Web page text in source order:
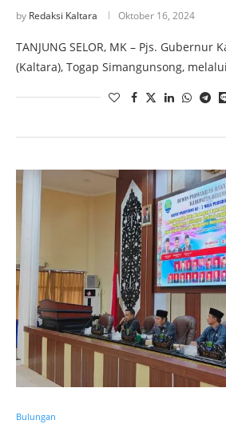
by Redaksi Kaltara Oktober 16, 2024
TANJUNG SELOR, MK – Pjs. Gubernur
(Kaltara), Togap Simangunsong,
Bulungan